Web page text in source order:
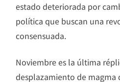
estado deteriorada por
política que buscan una
consensuada.
Noviembre es la última
desplazamiento de magma